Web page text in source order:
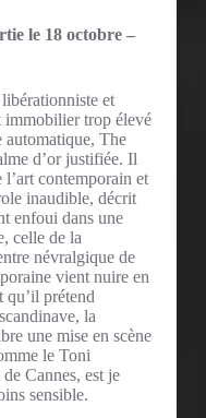
le 18 octobre –
et
immobilier trop élevé
automatique, The
d’or justifiée. Il
contemporain et
inaudible, décrit
enfoui dans une
celle de la
névralgique de
vient nuire en
qu’il prétend
la
une mise en scène
le Toni
Cannes, est je
sensible.